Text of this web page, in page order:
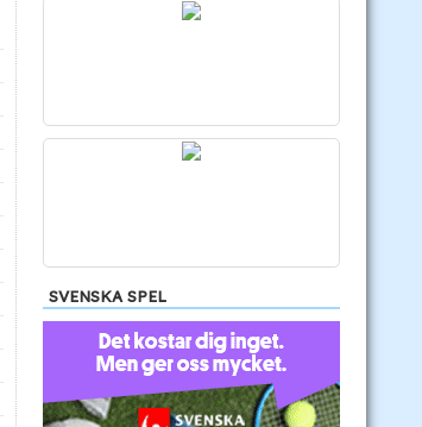
SVENSKA SPEL